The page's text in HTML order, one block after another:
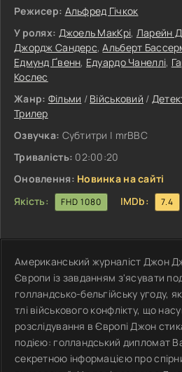
Режисер: Альфред Гічкок
У ролях: Джоель МакКрі, Ларейн
Джордж Сандерс,Альберт
Едмунд Ґвенн, Едуардо Чанеллі,
Кослес
Жанр: Фільми / Військовий /
Трилер
Озвучка: Субтитри | mrBBC
Тривалість: 02:00:20
Оновлення: Новинка на сайті
Якість:
FHD 1080 IMDb: 7.4
Американський журналіст Джон
Європи із завданням з'ясувати
голландсько-бельгійську угоду,
тлі військового конфлікту, що
розслідування в Європі Джон
подією: голландський дипломат
секретною інформацією про